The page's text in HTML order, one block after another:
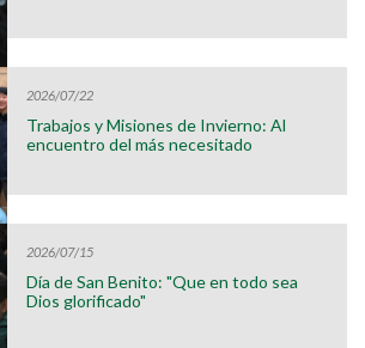
2026/07/22
Trabajos y Misiones de Invierno: Al
encuentro del más necesitado
2026/07/15
Día de San Benito: "Que en todo sea
Dios glorificado"